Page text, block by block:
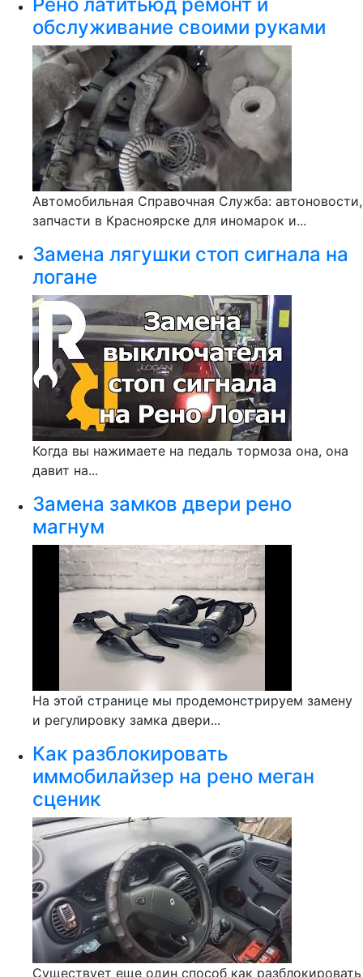
обслуживание своими руками
Автомобильная Справочная Служба: автоновости,
запчасти в Красноярске для иномарок и...
Замена лягушки стоп сигнала на
логане
Когда вы нажимаете на педаль тормоза она, она
давит на...
Замена замков двери рено
магнум
На этой странице мы продемонстрируем замену
и регулировку замка двери...
Как разблокировать
иммобилайзер на рено меган
сценик
Существует еще один способ как разблокировать